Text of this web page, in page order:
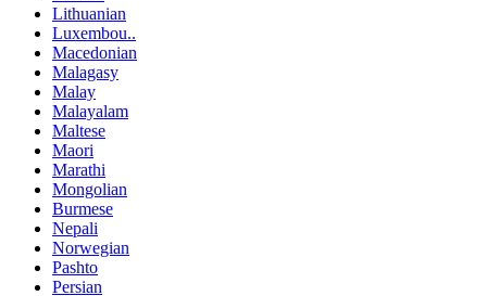
Lithuanian
Luxembou..
Macedonian
Malagasy
Malay
Malayalam
Maltese
Maori
Marathi
Mongolian
Burmese
Nepali
Norwegian
Pashto
Persian